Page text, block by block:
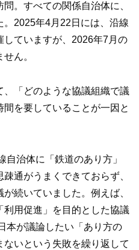
。すべての関係自治体に、
2025年4月22日には、沿線
していますが、2026年7月の
ん。
「どのような協議組織で議
を要していることが一因と
治体に「鉄道のあり方」
通がうまくできておらず、
続いていました。例えば、
用促進」を目的とした協議
本が議論したい「あり方の
いという失敗を繰り返して